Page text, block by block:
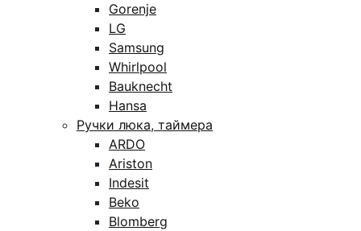
Gorenje
LG
Samsung
Whirlpool
Bauknecht
Hansa
Ручки люка, таймера
ARDO
Ariston
Indesit
Beko
Blomberg